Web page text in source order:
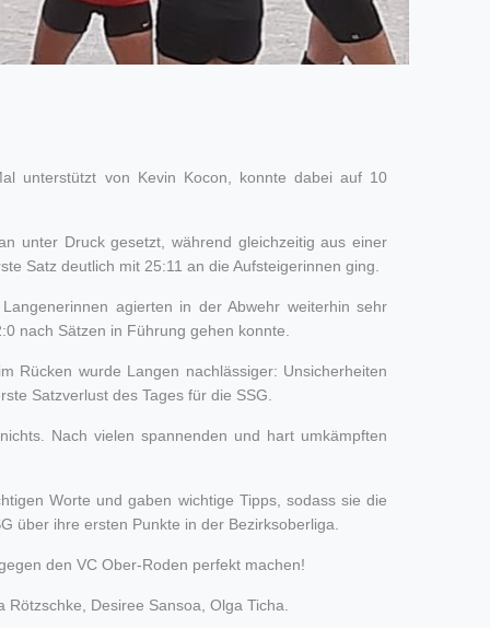
unterstützt von Kevin Kocon, konnte dabei auf 10
unter Druck gesetzt, während gleichzeitig aus einer
Satz deutlich mit 25:11 an die Aufsteigerinnen ging.
agierten in der Abwehr weiterhin sehr
nach Sätzen in Führung gehen konnte.
Rücken wurde Langen nachlässiger: Unsicherheiten
Satzverlust des Tages für die SSG.
Nach vielen spannenden und hart umkämpften
Worte und gaben wichtige Tipps, sodass sie die
über ihre ersten Punkte in der Bezirksoberliga.
den VC Ober-Roden perfekt machen!
Desiree Sansoa, Olga Ticha.